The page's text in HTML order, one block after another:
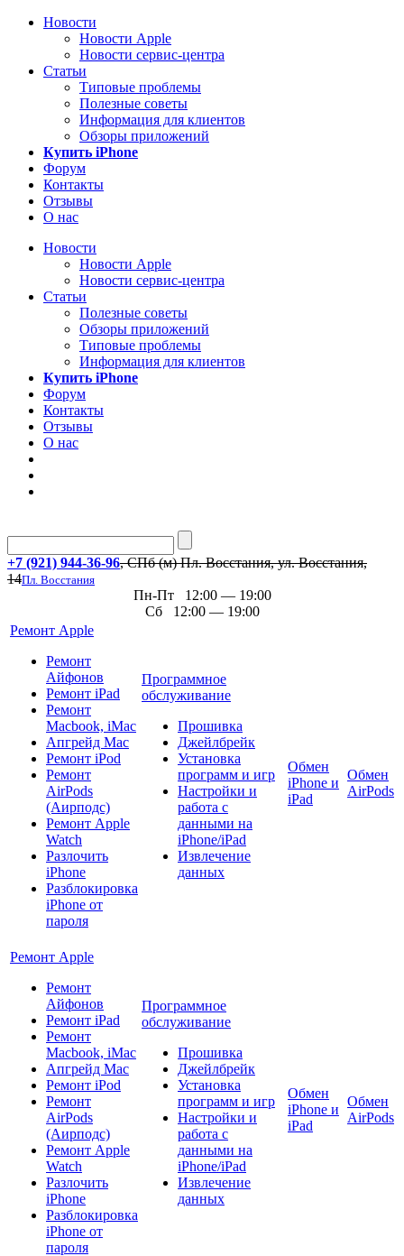
Новости
Новости Apple
Новости сервис-центра
Статьи
Типовые проблемы
Полезные советы
Информация для клиентов
Обзоры приложений
Купить iPhone
Форум
Контакты
Отзывы
О нас
Новости
Новости Apple
Новости сервис-центра
Статьи
Полезные советы
Обзоры приложений
Типовые проблемы
Информация для клиентов
Купить iPhone
Форум
Контакты
Отзывы
О нас
+7 (921) 944-36-96, СПб (м) Пл. Восстания, ул. Восстания,
14Пл. Восстания
Пн-Пт 12:00 — 19:00
Сб 12:00 — 19:00
Ремонт Apple
Ремонт
Айфонов
Ремонт iPad
Ремонт
Macbook, iMac
Апгрейд Mac
Ремонт iPod
Ремонт
AirPods
(Аирподс)
Ремонт Apple
Watch
Разлочить
iPhone
Разблокировка
iPhone от
пароля
Программное
обслуживание
Прошивка
Джейлбрейк
Установка
программ и игр
Настройки и
работа с
данными на
iPhone/iPad
Извлечение
данных
Обмен
iPhone и
iPad
Обмен
AirPods
Ремонт Apple
Ремонт
Айфонов
Ремонт iPad
Ремонт
Macbook, iMac
Апгрейд Mac
Ремонт iPod
Ремонт
AirPods
(Аирподс)
Ремонт Apple
Watch
Разлочить
iPhone
Разблокировка
iPhone от
пароля
Программное
обслуживание
Прошивка
Джейлбрейк
Установка
программ и игр
Настройки и
работа с
данными на
iPhone/iPad
Извлечение
данных
Обмен
iPhone и
iPad
Обмен
AirPods